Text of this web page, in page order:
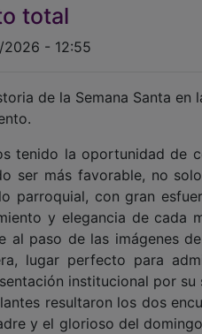
total
2026 - 12:55
de la Semana Santa
tenido la oportunidad de
ser más favorable, no
parroquial, con gran
y elegancia de cada
al paso de las imágenes
lugar perfecto para
institucional por su
resultaron los dos
y el glorioso del